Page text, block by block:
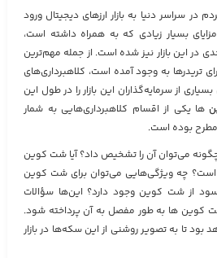
سراسر دنیا به بازار ارزهای دیجیتال ورود
بسیار زیادی که به همراه داشته است،
در این بازار نیز شده است. از جمله مهم‌ترین
تریدرها به وجود آمده است، کلاهبرداری‌های
از سرمایه‌گذاران این بازار را در طول این
ها یکی از اقسام کلاهبرداری‌هایی به شمار
مطرح بوده است.
می‌توان آن را تشخیص داد؟ آیا شت کوین
چه ویژگی‌هایی می‌توان برای شت کوین‌
از شت کوین وجود دارد؟ این‌ها سؤالات
کوین‌ ها به طور مفصل به آن پرداخته شود.
بود تا به تصویر روشنی از این سکه‌ها در بازار